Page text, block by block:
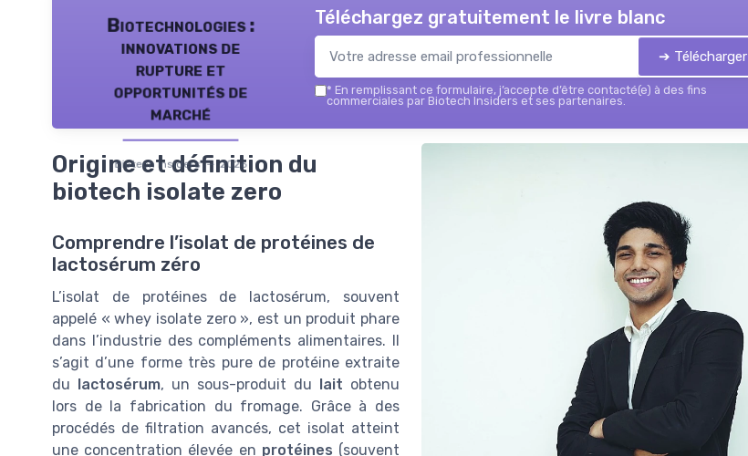
Biotechnologies :
innovations de
rupture et
opportunités de
marché
Biotech Insiders — 2026
Téléchargez gratuitement le livre blanc
➔ Télécharger
* En remplissant ce formulaire, j’accepte d’être contacté(e) à des fins
commerciales par Biotech Insiders et ses partenaires.
Origine et définition du
biotech isolate zero
Comprendre l’isolat de protéines de
lactosérum zéro
L’isolat de protéines de lactosérum, souvent
appelé « whey isolate zero », est un produit phare
dans l’industrie des compléments alimentaires. Il
s’agit d’une forme très pure de protéine extraite
du lactosérum, un sous-produit du lait obtenu
lors de la fabrication du fromage. Grâce à des
procédés de filtration avancés, cet isolat atteint
une concentration élevée en protéines (souvent